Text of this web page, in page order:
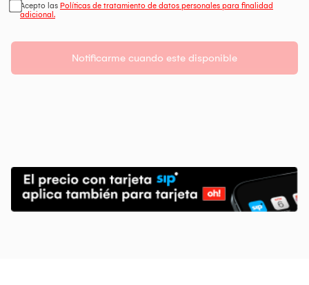
Acepto las Políticas de tratamiento de datos personales para finalidad
adicional.
Notificarme cuando este disponible